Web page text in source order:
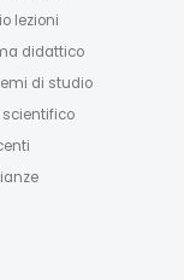
lezioni
didattico
di studio